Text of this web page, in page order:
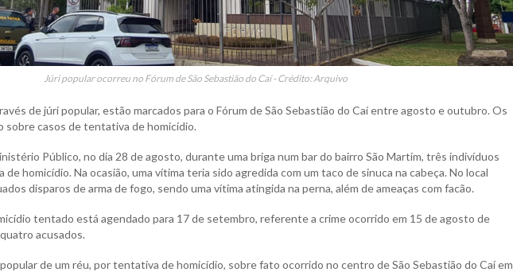
Júri popular ocorreu no Fórum de São Sebastião do Caí - Crédito: Arquivo
de júri popular, estão marcados para o Fórum de São Sebastião do Caí entre agosto e outubro. Os
sobre casos de tentativa de homicídio.
Público, no dia 28 de agosto, durante uma briga num bar do bairro São Martim, três indivíduos
homicídio. Na ocasião, uma vítima teria sido agredida com um taco de sinuca na cabeça. No local
disparos de arma de fogo, sendo uma vítima atingida na perna, além de ameaças com facão.
tentado está agendado para 17 de setembro, referente a crime ocorrido em 15 de agosto de
acusados.
de um réu, por tentativa de homicídio, sobre fato ocorrido no centro de São Sebastião do Caí em